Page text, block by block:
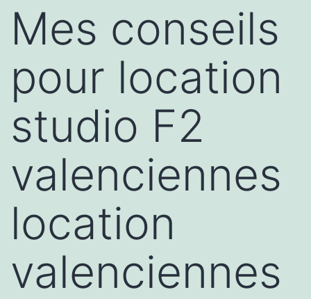
Mes conseils
pour location
studio F2
valenciennes
location
valenciennes